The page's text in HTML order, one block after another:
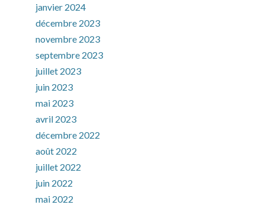
janvier 2024
décembre 2023
novembre 2023
septembre 2023
juillet 2023
juin 2023
mai 2023
avril 2023
décembre 2022
août 2022
juillet 2022
juin 2022
mai 2022